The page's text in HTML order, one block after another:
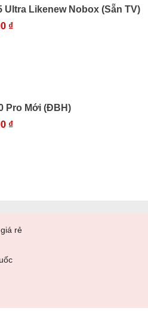
Ultra Likenew Nobox (Sẵn TV)
₫
Pro Mới (ĐBH)
₫
rẻ